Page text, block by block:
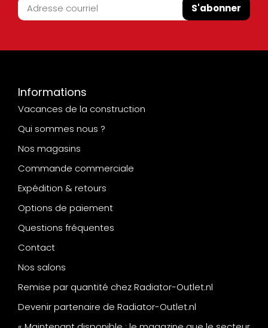
S'abonner
Informations
Vacances de la construction
Qui sommes nous ?
Nos magasins
Commande commerciale
Expédition & retours
Options de paiement
Questions fréquentes
Contact
Nos salons
Remise par quantité chez Radiator-Outlet.nl
Devenir partenaire de Radiator-Outlet.nl